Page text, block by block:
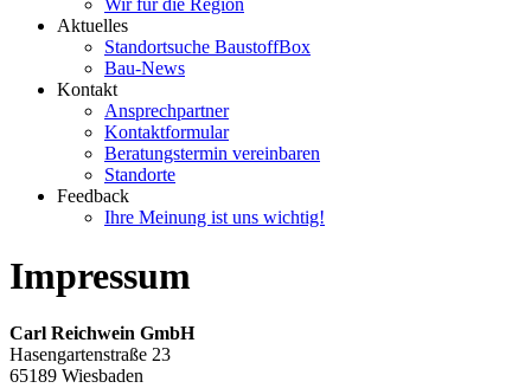
Wir für die Region
Aktuelles
Standortsuche BaustoffBox
Bau-News
Kontakt
Ansprechpartner
Kontaktformular
Beratungstermin vereinbaren
Standorte
Feedback
Ihre Meinung ist uns wichtig!
Impressum
Carl Reichwein GmbH
Hasengartenstraße 23
65189 Wiesbaden